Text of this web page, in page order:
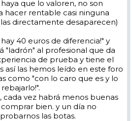
que lo valoren, no son
hacer rentable casi ninguna
directamente desaparecen)
40 euros de diferencia!" y
"ladrón" al profesional que da
de prueba y tiene el
así las hemos leído en este foro
como "con lo caro que es y lo
cada vez habrá menos buenas
bien. y un día no
las botas.